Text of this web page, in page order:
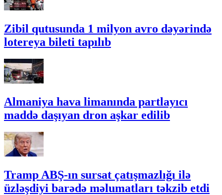
Zibil qutusunda 1 milyon avro dəyərində
lotereya bileti tapılıb
Almaniya hava limanında partlayıcı
maddə daşıyan dron aşkar edilib
Tramp ABŞ-ın sursat çatışmazlığı ilə
üzləşdiyi barədə məlumatları təkzib etdi